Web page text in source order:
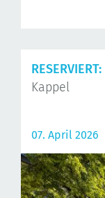
RESERVIERT:
Kappel
07. April 2026